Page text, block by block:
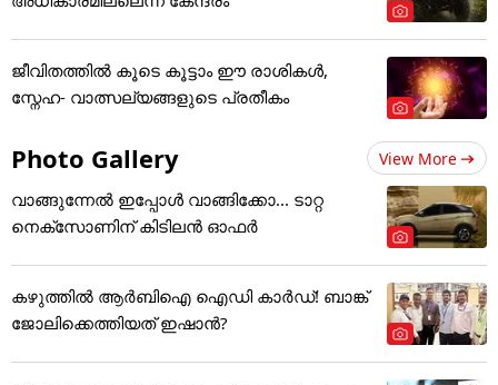
ജീവിതത്തിൽ കൂടെ കൂട്ടാം ഈ രാശികൾ,
സ്നേഹ- വാത്സല്യങ്ങളുടെ പ്രതീകം
Photo Gallery View More
വാങ്ങുന്നേൽ ഇപ്പോൾ വാങ്ങിക്കോ... ടാറ്റ
നെക്സോണിന് കിടിലൻ ഓഫർ
കഴുത്തില്‍ ആര്‍ബിഐ ഐഡി കാര്‍ഡ്! ബാങ്ക്
ജോലിക്കെത്തിയത് ഇഷാന്‍?